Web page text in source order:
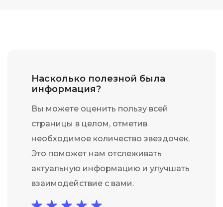
Насколько полезной была
информация?
Вы можете оценить пользу всей
страницы в целом, отметив
необходимое количество звездочек.
Это поможет нам отслеживать
актуальную информацию и улучшать
взаимодействие с вами.